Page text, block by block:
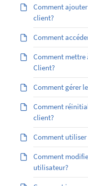
Comment
client?
Comment
Comment mettre
Client?
Comment gérer
Comment
client?
Comment utiliser
Comment
utilisateur?